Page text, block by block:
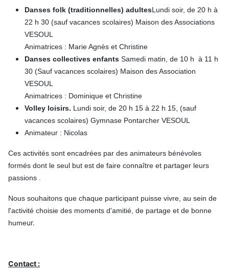
Danses folk (traditionnelles) adultesLundi soir, de 20 h à
22 h 30 (sauf vacances scolaires) Maison des Associations
VESOUL
Animatrices : Marie Agnès et Christine
Danses collectives enfants Samedi matin, de 10 h à 11 h
30 (Sauf vacances scolaires) Maison des Association
VESOUL
Animatrices : Dominique et Christine
Volley loisirs. Lundi soir, de 20 h 15 à 22 h 15, (sauf
vacances scolaires) Gymnase Pontarcher VESOUL
Animateur : Nicolas
Ces activités sont encadrées par des animateurs bénévoles
formés dont le seul but est de faire connaître et partager leurs
passions .
Nous souhaitons que chaque participant puisse vivre, au sein de
l'activité choisie des moments d'amitié, de partage et de bonne
humeur.
Contact :